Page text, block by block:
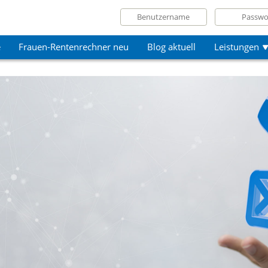
Frauen-Rentenrechner neu Blog aktuell Leistungen